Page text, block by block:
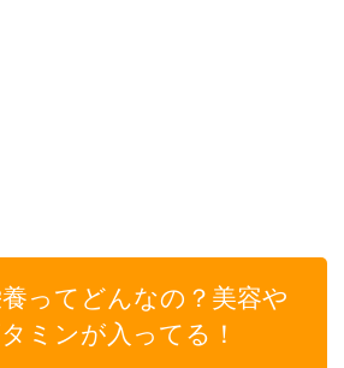
ってどんなの？美容や
ミンが入ってる！